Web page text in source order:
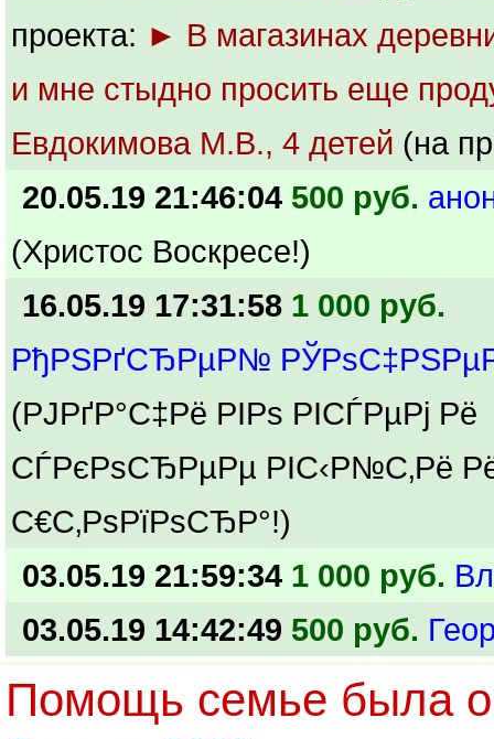
проекта: ► В магазинах
и мне стыдно просить еще
Евдокимова М.В., 4 детей (на
20.05.19 21:46:04 500 руб.
(Христос Воскресе!)
16.05.19 17:31:58 1 000 руб.
РђРЅРґСЂРµР№
(РЈРґР°С‡Рё РІРѕ РІСЃРµРј Рё
СЃРєРѕСЂРµРµ РІС‹Р№С‚Рё
С€С‚РѕРїРѕСЂР°!)
03.05.19 21:59:34 1 000 руб.
03.05.19 14:42:49 500 руб.
Помощь семье была